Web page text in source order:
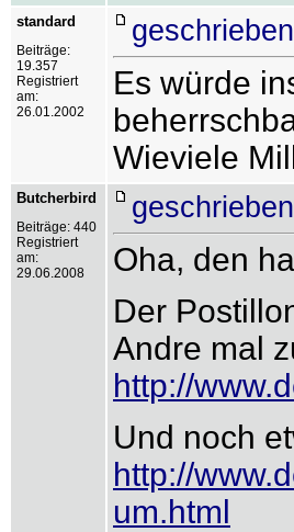
standard
Beiträge:
19.357
Registriert
am:
26.01.2002
Es würde
Wieviele
Butcherbird
Beiträge: 440
Registriert
am:
29.06.2008
Oha, den
Der
Andre mal
http://
Und noch
http://
um.html